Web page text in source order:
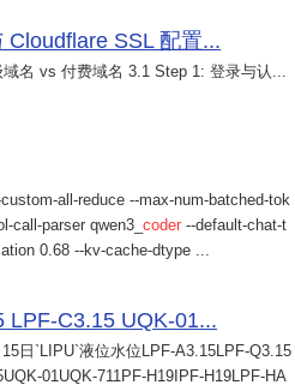
SSL 配置...
名 vs 付费域名 3.1 Step 1: 登录与认...
all-reduce --max-num-batched-tok
call-parser qwen3_ coder --default-chat-t
0.68 --kv-cache-dtype ...
LPF-C3.15 UQK-01...
日 `LIPU`液位水位LPF-A3.15LPF-Q3.15
01UQK-711PF-H19IPF-H19LPF-HA